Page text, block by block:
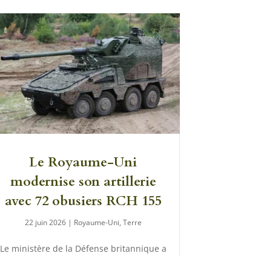
Le Royaume-Uni
modernise son artillerie
avec 72 obusiers RCH 155
22 juin 2026| Royaume-Uni, Terre
Le ministère de la Défense britannique a